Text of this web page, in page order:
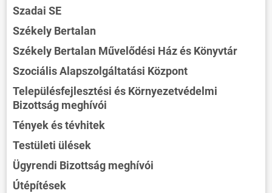
Szadai SE
Székely Bertalan
Székely Bertalan Művelődési Ház és Könyvtár
Szociális Alapszolgáltatási Központ
Településfejlesztési és Környezetvédelmi
Bizottság meghívói
Tények és tévhitek
Testületi ülések
Ügyrendi Bizottság meghívói
Útépítések